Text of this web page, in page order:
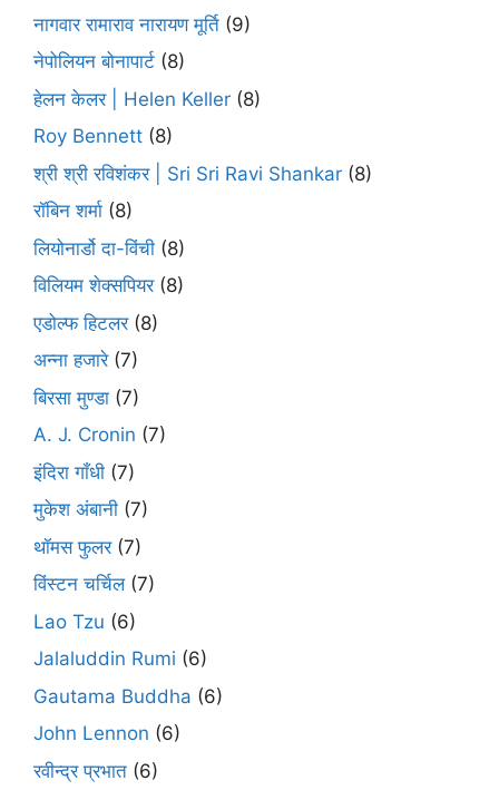
नागवार रामाराव नारायण मूर्ति (9)
नेपोलियन बोनापार्ट (8)
हेलन केलर | Helen Keller (8)
Roy Bennett (8)
श्री श्री रविशंकर | Sri Sri Ravi Shankar (8)
रॉबिन शर्मा (8)
लियोनार्डो दा-विंची (8)
विलियम शेक्सपियर(8)
एडोल्फ हिटलर(8)
अन्ना हजारे(7)
बिरसा मुण्डा (7)
A. J. Cronin (7)
इंदिरा गाँधी (7)
मुकेश अंबानी (7)
थॉमस फुलर(7)
विंस्टन चर्चिल(7)
Lao Tzu (6)
Jalaluddin Rumi (6)
Gautama Buddha (6)
John Lennon (6)
रवीन्द्र प्रभात (6)